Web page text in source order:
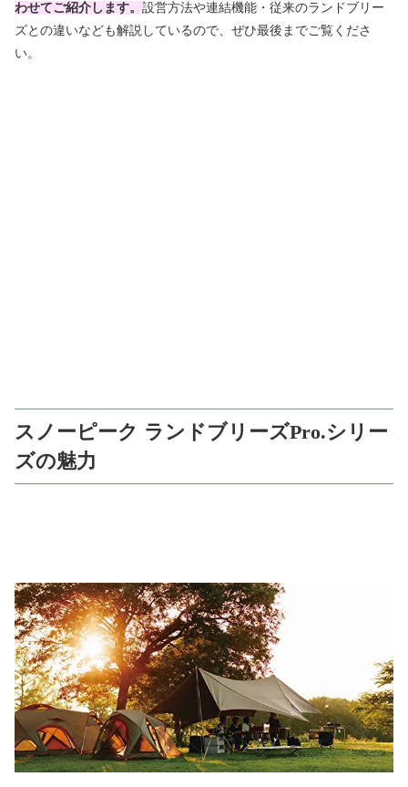
わせてご紹介します。 設営方法や連結機能・従来のランドブリー
ズとの違いなども解説しているので、ぜひ最後までご覧くださ
い。
スノーピーク ランドブリーズPro.シリー
ズの魅力